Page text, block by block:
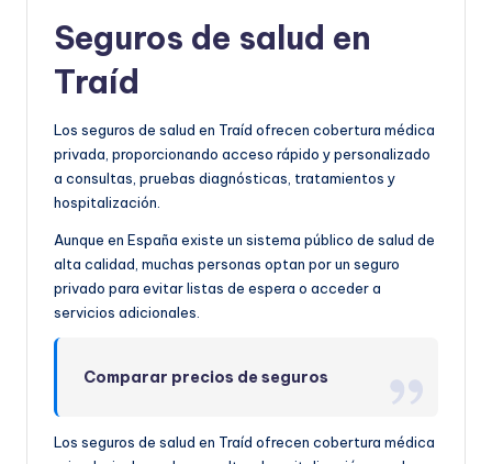
Seguros de salud en
Traíd
Los seguros de salud en Traíd ofrecen cobertura médica
privada, proporcionando acceso rápido y personalizado
a consultas, pruebas diagnósticas, tratamientos y
hospitalización.
Aunque en España existe un sistema público de salud de
alta calidad, muchas personas optan por un seguro
privado para evitar listas de espera o acceder a
servicios adicionales.
Comparar precios de seguros
Los seguros de salud en Traíd ofrecen cobertura médica